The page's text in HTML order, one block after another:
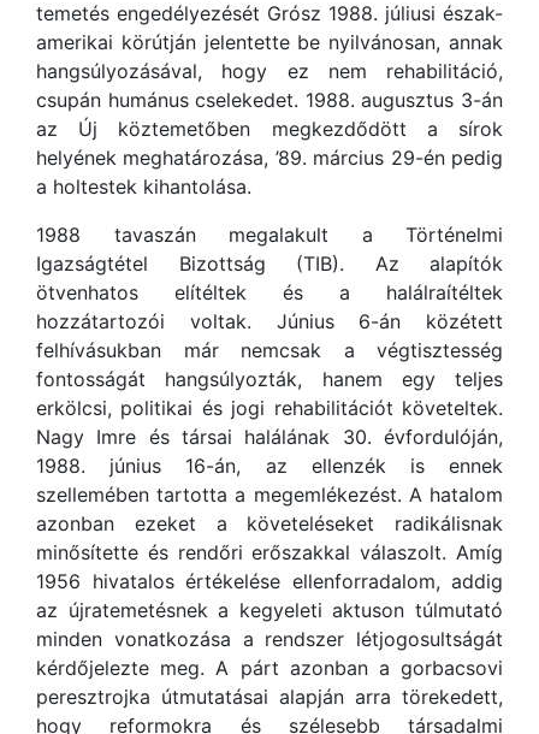
temetés engedélyezését Grósz 1988. júliusi észak-
amerikai körútján jelentette be nyilvánosan, annak
hangsúlyozásával, hogy ez nem rehabilitáció,
csupán humánus cselekedet. 1988. augusztus 3-án
az Új köztemetőben megkezdődött a sírok
helyének meghatározása, ’89. március 29-én pedig
a holtestek kihantolása.
1988 tavaszán megalakult a Történelmi
Igazságtétel Bizottság (TIB). Az alapítók
ötvenhatos elítéltek és a halálraítéltek
hozzátartozói voltak. Június 6-án közétett
felhívásukban már nemcsak a végtisztesség
fontosságát hangsúlyozták, hanem egy teljes
erkölcsi, politikai és jogi rehabilitációt követeltek.
Nagy Imre és társai halálának 30. évfordulóján,
1988. június 16-án, az ellenzék is ennek
szellemében tartotta a megemlékezést. A hatalom
azonban ezeket a követeléseket radikálisnak
minősítette és rendőri erőszakkal válaszolt. Amíg
1956 hivatalos értékelése ellenforradalom, addig
az újratemetésnek a kegyeleti aktuson túlmutató
minden vonatkozása a rendszer létjogosultságát
kérdőjelezte meg. A párt azonban a gorbacsovi
peresztrojka útmutatásai alapján arra törekedett,
hogy reformokra és szélesebb társadalmi